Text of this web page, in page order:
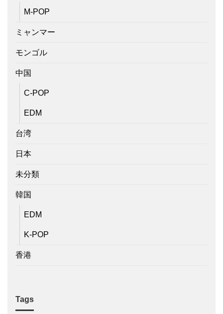
M-POP
ミャンマー
モンゴル
中国
C-POP
EDM
台湾
日本
未分類
韓国
EDM
K-POP
香港
Tags